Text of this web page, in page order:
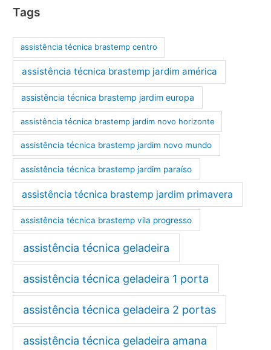
Tags
assistência técnica brastemp centro
assistência técnica brastemp jardim américa
assistência técnica brastemp jardim europa
assistência técnica brastemp jardim novo horizonte
assistência técnica brastemp jardim novo mundo
assistência técnica brastemp jardim paraíso
assistência técnica brastemp jardim primavera
assistência técnica brastemp vila progresso
assistência técnica geladeira
assistência técnica geladeira 1 porta
assistência técnica geladeira 2 portas
assistência técnica geladeira amana